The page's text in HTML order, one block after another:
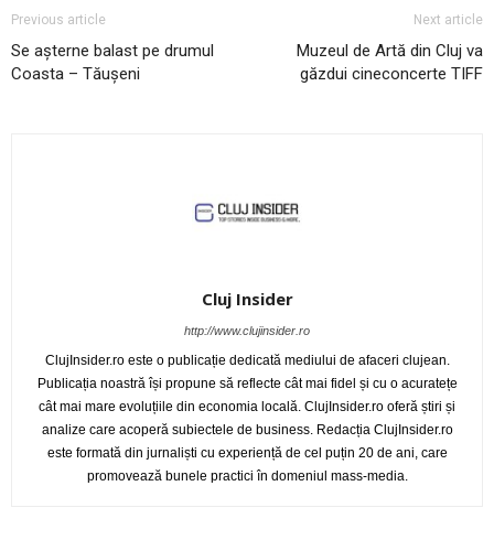
Previous article
Se așterne balast pe drumul
Coasta – Tăușeni
Next article
Muzeul de Artă din Cluj va
găzdui cineconcerte TIFF
Cluj Insider
http://www.clujinsider.ro
ClujInsider.ro este o publicație dedicată mediului de afaceri clujean.
Publicația noastră își propune să reflecte cât mai fidel și cu o acuratețe
cât mai mare evoluțiile din economia locală. ClujInsider.ro oferă știri și
analize care acoperă subiectele de business. Redacția ClujInsider.ro
este formată din jurnaliști cu experiență de cel puțin 20 de ani, care
promovează bunele practici în domeniul mass-media.